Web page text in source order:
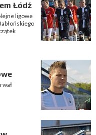
Łódź
ligowe